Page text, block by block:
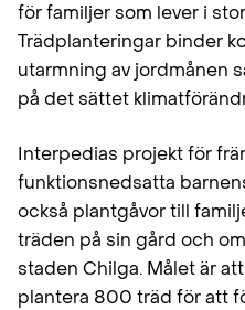
för familjer som lever i
Trädplanteringar binder
utarmning av jordmånen
på det sättet
Interpedias projekt för
funktionsnedsatta
också plantgåvor till
träden på sin gård och
staden Chilga. Målet är
plantera 800 träd för att